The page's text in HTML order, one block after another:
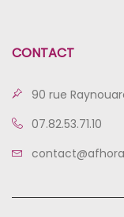
CONTACT
90 rue
07.82.53.71.10